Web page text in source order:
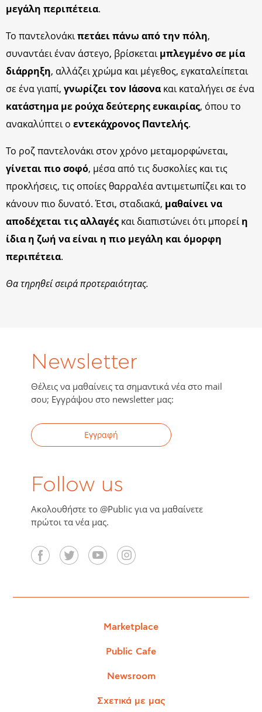
μεγάλη περιπέτεια.
Το παντελονάκιπετάει πάνω από την πόλη,
συναντάει έναν άστεγο, βρίσκεταιμπλεγμένο σε μία
διάρρηξη, αλλάζει χρώμα και μέγεθος, εγκαταλείπεται
σε ένα γιαπί, γνωρίζει τον Ιάσονα και καταλήγει σε ένα
κατάστημα με ρούχα δεύ­τερης ευκαιρίας, όπου το
ανακαλύπτει ο εντεκάχρονος Παντελής.
Το ροζ παντελονάκι στον χρόνο μεταμορφώνεται,
γίνεται πιο σοφό, μέσα από τις δυσκολίες και τις
προκλήσεις, τις οποίες θαρραλέα αντιμετωπίζει και το
κά­νουν πιο δυνατό. Έτσι, σταδιακά, μαθαίνει να
αποδέχεται τις αλλαγές και δια­πιστώνει ότι μπορείη
ίδια η ζωή να είναι η πιο μεγάλη και όμορφη
περιπέτεια.
Θα τηρηθεί σειρά προτεραιότητας.
Marketplace
Public Cafe
Newsroom
Σχετικά με μας
Newsletter
Θέλεις να μαθαίνεις τα σημαντικά νέα στο mail
σου; Εγγράψου στο newsletter μας:
Εγγραφή
Follow us
Ακολουθήστε το @Public για να μαθαίνετε
πρώτοι τα νέα μας.